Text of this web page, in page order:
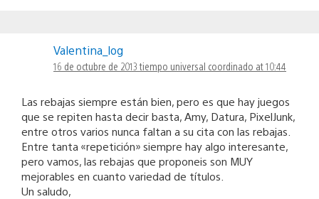
Valentina_log
16 de octubre de 2013 tiempo universal coordinado at 10:44
Las rebajas siempre están bien, pero es que hay juegos
que se repiten hasta decir basta, Amy, Datura, PixelJunk,
entre otros varios nunca faltan a su cita con las rebajas.
Entre tanta «repetición» siempre hay algo interesante,
pero vamos, las rebajas que proponeis son MUY
mejorables en cuanto variedad de títulos.
Un saludo,